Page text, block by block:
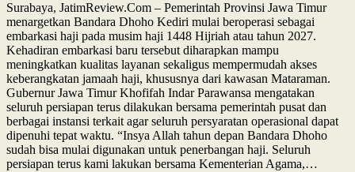
Surabaya, JatimReview.Com – Pemerintah Provinsi Jawa Timur
menargetkan Bandara Dhoho Kediri mulai beroperasi sebagai
embarkasi haji pada musim haji 1448 Hijriah atau tahun 2027.
Kehadiran embarkasi baru tersebut diharapkan mampu
meningkatkan kualitas layanan sekaligus mempermudah akses
keberangkatan jamaah haji, khususnya dari kawasan Mataraman.
Gubernur Jawa Timur Khofifah Indar Parawansa mengatakan
seluruh persiapan terus dilakukan bersama pemerintah pusat dan
berbagai instansi terkait agar seluruh persyaratan operasional dapat
dipenuhi tepat waktu. “Insya Allah tahun depan Bandara Dhoho
sudah bisa mulai digunakan untuk penerbangan haji. Seluruh
persiapan terus kami lakukan bersama Kementerian Agama,…